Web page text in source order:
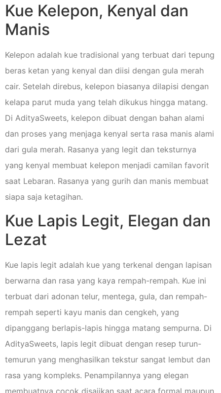
Kue Kelepon, Kenyal dan
Manis
Kelepon adalah kue tradisional yang terbuat dari tepung
beras ketan yang kenyal dan diisi dengan gula merah
cair. Setelah direbus, kelepon biasanya dilapisi dengan
kelapa parut muda yang telah dikukus hingga matang.
Di AdityaSweets, kelepon dibuat dengan bahan alami
dan proses yang menjaga kenyal serta rasa manis alami
dari gula merah. Rasanya yang legit dan teksturnya
yang kenyal membuat kelepon menjadi camilan favorit
saat Lebaran. Rasanya yang gurih dan manis membuat
siapa saja ketagihan.
Kue Lapis Legit, Elegan dan
Lezat
Kue lapis legit adalah kue yang terkenal dengan lapisan
berwarna dan rasa yang kaya rempah-rempah. Kue ini
terbuat dari adonan telur, mentega, gula, dan rempah-
rempah seperti kayu manis dan cengkeh, yang
dipanggang berlapis-lapis hingga matang sempurna. Di
AdityaSweets, lapis legit dibuat dengan resep turun-
temurun yang menghasilkan tekstur sangat lembut dan
rasa yang kompleks. Penampilannya yang elegan
membuatnya cocok disajikan saat acara formal maupun